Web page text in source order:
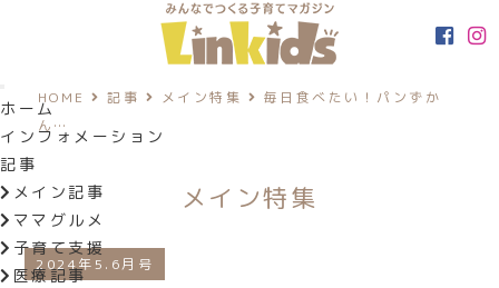
ホーム
インフォメーション
記事
メイン記事
ママグルメ
子育て支援
医療記事
HOME 記事 メイン特集
毎日食べたい！パンずか
ん…
メイン特集
2024年5.6月号